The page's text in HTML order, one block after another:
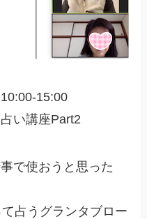
15:00
い講座Part2
で使おうと思った
占うグランタブロー